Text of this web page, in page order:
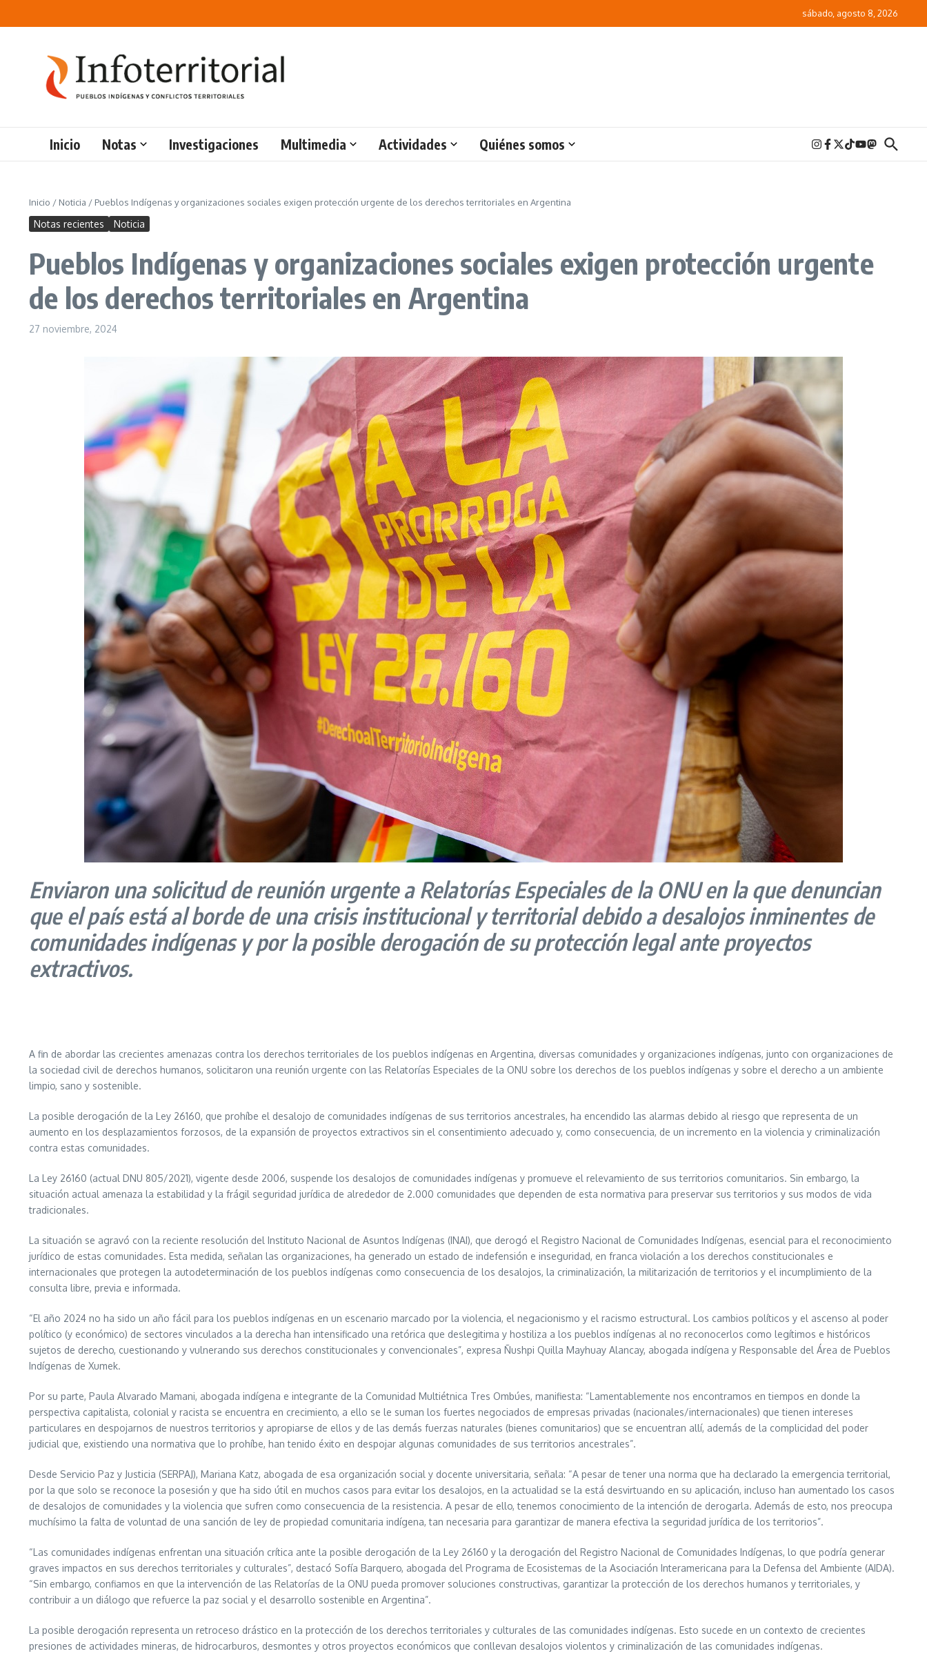
sábado, agosto 8, 2026
Inicio Notas Investigaciones Multimedia Actividades Quiénes somos
Inicio / Noticia / Pueblos Indígenas y organizaciones sociales exigen protección urgente de los derechos territoriales en Argentina
Notas recientes Noticia
Pueblos Indígenas y organizaciones sociales exigen protección urgente
de los derechos territoriales en Argentina
27 noviembre, 2024
Enviaron una solicitud de reunión urgente a Relatorías Especiales de la ONU en la que denuncian
que el país está al borde de una crisis institucional yterritorial debido a desalojos inminentes de
comunidades indígenas y por la posible derogación de su protección legal ante proyectos
extractivos.
A fin de abordar las crecientes amenazas contra los derechos territoriales de los pueblos indígenas en Argentina, diversas comunidades y organizaciones indígenas, junto con organizaciones de
la sociedad civil de derechos humanos, solicitaron una reunión urgente con las Relatorías Especiales de la ONU sobre los derechos de los pueblos indígenas y sobre el derecho a un ambiente
limpio, sano y sostenible.
La posible derogación de la Ley 26160, que prohíbe el desalojo de comunidades indígenas de sus territorios ancestrales, ha encendido las alarmas debido al riesgo que representa de un
aumento en los desplazamientos forzosos, de la expansión de proyectos extractivos sin el consentimiento adecuado y, como consecuencia, de un incremento en la violencia y criminalización
contra estas comunidades.
La Ley 26160 (actual DNU 805/2021), vigente desde 2006, suspende los desalojos de comunidades indígenas y promueve el relevamiento de sus territorios comunitarios. Sin embargo, la
situación actual amenaza la estabilidad y la frágil seguridad jurídica de alrededor de 2.000 comunidades que dependen de esta normativa para preservar sus territorios y sus modos de vida
tradicionales.
La situación se agravó con la reciente resolución del Instituto Nacional de Asuntos Indígenas (INAI), que derogó el Registro Nacional de Comunidades Indígenas, esencial para el reconocimiento
jurídico de estas comunidades. Esta medida, señalan las organizaciones, ha generado un estado de indefensión e inseguridad, en franca violación a los derechos constitucionales e
internacionales que protegen la autodeterminación de los pueblos indígenas como consecuencia de los desalojos, la criminalización, la militarización de territorios y el incumplimiento de la
consulta libre, previa e informada.
“El año 2024 no ha sido un año fácil para los pueblos indígenas en un escenario marcado por la violencia, el negacionismo y el racismo estructural. Los cambios políticos y el ascenso al poder
político (y económico) de sectores vinculados a la derecha han intensificado una retórica que deslegitima y hostiliza a los pueblos indígenas al no reconocerlos como legítimos e históricos
sujetos de derecho, cuestionando y vulnerando sus derechos constitucionales y convencionales”, expresa Ñushpi Quilla Mayhuay Alancay, abogada indígena y Responsable del Área de Pueblos
Indígenas de Xumek.
Por su parte, Paula Alvarado Mamani, abogada indígena e integrante de la Comunidad Multiétnica Tres Ombúes, manifiesta: “Lamentablemente nos encontramos en tiempos en donde la
perspectiva capitalista, colonial y racista se encuentra en crecimiento, a ello se le suman los fuertes negociados de empresas privadas (nacionales/internacionales) que tienen intereses
particulares en despojarnos de nuestros territorios y apropiarse de ellos y de las demás fuerzas naturales (bienes comunitarios) que se encuentran allí, además de la complicidad del poder
judicial que, existiendo una normativa que lo prohíbe, han tenido éxito en despojar algunas comunidades de sus territorios ancestrales”.
Desde Servicio Paz y Justicia (SERPAJ), Mariana Katz, abogada de esa organización social y docente universitaria, señala: “A pesar de tener una norma que ha declarado la emergencia territorial,
por la que solo se reconoce la posesión y que ha sido útil en muchos casos para evitar los desalojos, en la actualidad se la está desvirtuando en su aplicación, incluso han aumentado los casos
de desalojos de comunidades y la violencia que sufren como consecuencia de la resistencia. A pesar de ello, tenemos conocimiento de la intención de derogarla. Además de esto, nos preocupa
muchísimo la falta de voluntad de una sanción de ley de propiedad comunitaria indígena, tan necesaria para garantizar de manera efectiva la seguridad jurídica de los territorios”.
“Las comunidades indígenas enfrentan una situación crítica ante la posible derogación de la Ley 26160 y la derogación del Registro Nacional de Comunidades Indígenas, lo que podría generar
graves impactos en sus derechos territoriales y culturales”, destacó Sofía Barquero, abogada del Programa de Ecosistemas de la Asociación Interamericana para la Defensa del Ambiente (AIDA).
“Sin embargo, confiamos en que la intervención de las Relatorías de la ONU pueda promover soluciones constructivas, garantizar la protección de los derechos humanos y territoriales, y
contribuir a un diálogo que refuerce la paz social y el desarrollo sostenible en Argentina”.
La posible derogación representa un retroceso drástico en la protección de los derechos territoriales y culturales de las comunidades indígenas. Esto sucede en un contexto de crecientes
presiones de actividades mineras, de hidrocarburos, desmontes y otros proyectos económicos que conllevan desalojos violentos y criminalización de las comunidades indígenas.